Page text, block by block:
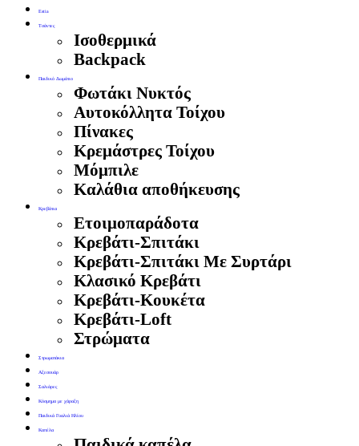
Estia
Τσάντες
Ισοθερμικά
Backpack
Παιδικό Δωμάτιο
Φωτάκι Νυκτός
Αυτοκόλλητα Τοίχου
Πίνακες
Κρεμάστρες Τοίχου
Μόμπιλε
Καλάθια αποθήκευσης
Κρεβάτια
Ετοιμοπαράδοτα
Κρεβάτι-Σπιτάκι
Κρεβάτι-Σπιτάκι Με Συρτάρι
Κλασικό Κρεβάτι
Κρεβάτι-Κουκέτα
Κρεβάτι-Loft
Στρώματα
Στρωματάκια
Αξεσουάρ
Σαλιάρες
Κόσμημα με χάραξη
Παιδικά Γυαλιά Ηλίου
Καπέλα